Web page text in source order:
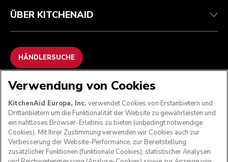
ÜBER KITCHENAID
HÄNDLERSUCHE
WIR AKZEPTIEREN
FOLGEN SIE UNS
Verwendung von Cookies
KitchenAid Europa, Inc. verwendet Cookies von Erstanbietern und
Drittanbietern um die Funktionalität der Website zu gewährleisten und
ein nahtloses Browser-Erlebnis zu bieten (unbedingt notwendige
Cookies). Mit Ihrer Zustimmung verwenden wir Cookies auch zur
Verbesserung der Website-Performance, zur Bereitstellung
zusätzlicher Funktionen (funktionale Cookies), statistischer Analysen